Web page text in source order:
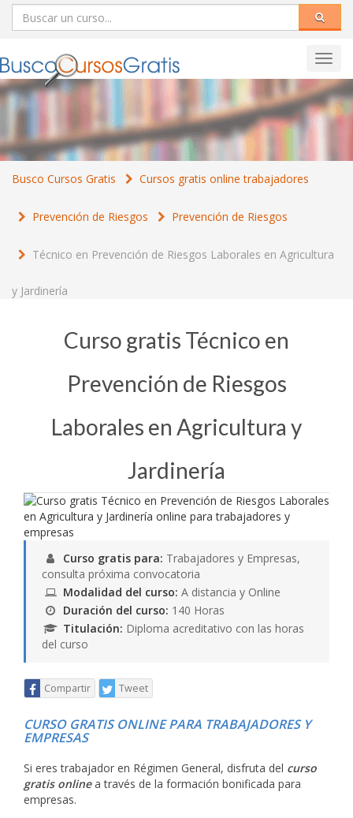
Busco Cursos Gratis Cursos gratis online trabajadores
Prevención de Riesgos Prevención de Riesgos
Técnico en Prevención de Riesgos Laborales en Agricultura
y Jardinería
Curso gratis Técnico en
Prevención de Riesgos
Laborales en Agricultura y
Jardinería
Curso gratis para: Trabajadores y Empresas,
consulta próxima convocatoria
Modalidad del curso: A distancia y Online
Duración del curso: 140 Horas
Titulación: Diploma acreditativo con las horas
del curso
Compartir Tweet
CURSO GRATIS ONLINE PARA TRABAJADORES Y
EMPRESAS
Si eres trabajador en Régimen General, disfruta del curso
gratis onlinea través de la formación bonificada para
empresas.